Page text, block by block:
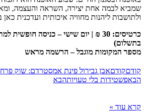
שמביא לבמה אחת יצירה, השראה והעצמה,
ולתושבות ליהנות מחוויה איכותית ועדכנית כאן
כרטיסים: 30 ₪ | יום שישי – כניסה
בתשלום)
מספר המקומות מוגבל – הרשמה מראש
קודםקודםאבן גבירול פינת אמסטרדם: שוק
הבאפשטידות בלי טעויותהבא
קרא עוד »